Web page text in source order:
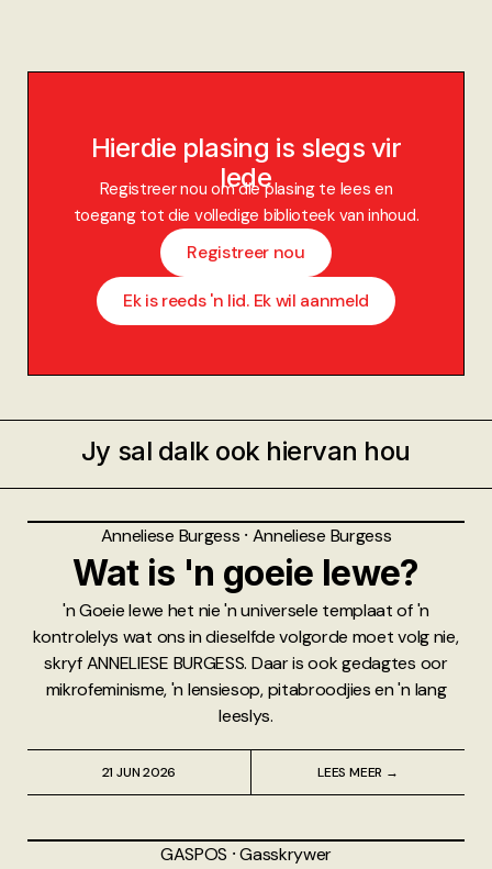
Hierdie plasing is slegs vir
lede
Registreer nou om die plasing te lees en
toegang tot die volledige biblioteek van inhoud.
Registreer nou
Ek is reeds 'n lid. Ek wil aanmeld
Jy sal dalk ook hiervan hou
Anneliese Burgess ⸱ Anneliese Burgess
Wat is 'n goeie lewe?
'n Goeie lewe het nie 'n universele templaat of 'n
kontrolelys wat ons in dieselfde volgorde moet volg nie,
skryf ANNELIESE BURGESS. Daar is ook gedagtes oor
mikrofeminisme, 'n lensiesop, pitabroodjies en 'n lang
leeslys.
21 JUN 2026 LEES MEER →
GASPOS ⸱Gasskrywer